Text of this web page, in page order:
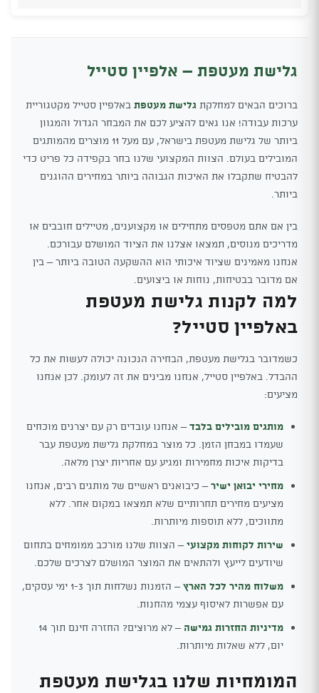
גלישת מעטפת – אלפיין סטייל
ברוכים הבאים למחלקת גלישת מעטפת באלפיין סטייל מקטגוריית
ערכות עבודה! אנו גאים להציע לכם את המבחר הגדול והמגוון
ביותר של גלישת מעטפת בישראל, עם מעל 11 מוצרים מהמותגים
המובילים בעולם. הצוות המקצועי שלנו בחר בקפידה כל פריט כדי
להבטיח שתקבלו את האיכות הגבוהה ביותר במחירים ההוגנים
ביותר.
בין אם אתם מטפסים מתחילים או מקצוענים, מטיילים חובבים או
מדריכים מנוסים, תמצאו אצלנו את הציוד המושלם עבורכם.
אנחנו מאמינים שציוד איכותי הוא ההשקעה הטובה ביותר – בין
אם מדובר בבטיחות, נוחות או ביצועים.
למה לקנות גלישת מעטפת
באלפיין סטייל?
כשמדובר בגלישת מעטפת, הבחירה הנכונה יכולה לעשות את כל
ההבדל. באלפיין סטייל, אנחנו מבינים את זה לעומק. לכן אנחנו
מציעים:
מותגים מובילים בלבד– אנחנו עובדים רק עם יצרנים מוכחים
שעמדו במבחן הזמן. כל מוצר במחלקת גלישת מעטפת עבר
בדיקות איכות מחמירות ומגיע עם אחריות יצרן מלאה.
מחירי יבואן ישיר– כיבואנים ראשיים של מותגים רבים, אנחנו
מציעים מחירים תחרותיים שלא תמצאו במקום אחר. ללא
מתווכים, ללא תוספות מיותרות.
שירות לקוחות מקצועי– הצוות שלנו מורכב ממומחים בתחום
שיודעים לייעץ ולהתאים את המוצר המושלם לצרכים שלכם.
משלוח מהיר לכל הארץ
– הזמנות נשלחות תוך 1-3 ימי עסקים,
עם אפשרות לאיסוף עצמי מהחנות.
מדיניות החזרות גמישה
– לא מרוצים? החזרה חינם תוך 14
יום, ללא שאלות מיותרות.
המומחיות שלנו בגלישת מעטפת